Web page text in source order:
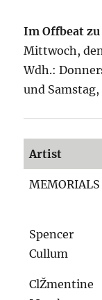
Im Offbeat zu
Mittwoch,
Wdh.:
und
Artist
MEMORIALS
Spencer
Cullum
ClŽmentine